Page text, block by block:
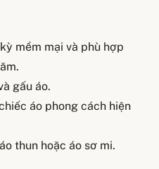
mềm mại và phù hợp
gấu áo.
áo phong cách hiện
thun hoặc áo sơ mi.